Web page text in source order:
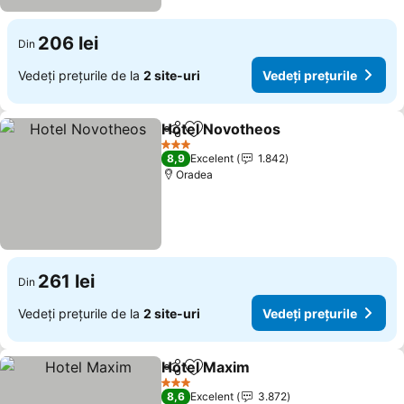
Din 206 lei
Vedeți prețurile de la 2 site-uri Vedeți prețurile
DistribuițiAdăugaţi la favorite
Hotel Novotheos
3 Stele
8,9 Excelent
1.842
Oradea
Din 261 lei
Vedeți prețurile de la 2 site-uri Vedeți prețurile
DistribuițiAdăugaţi la favorite
Hotel Maxim
3 Stele
8,6 Excelent
3.872